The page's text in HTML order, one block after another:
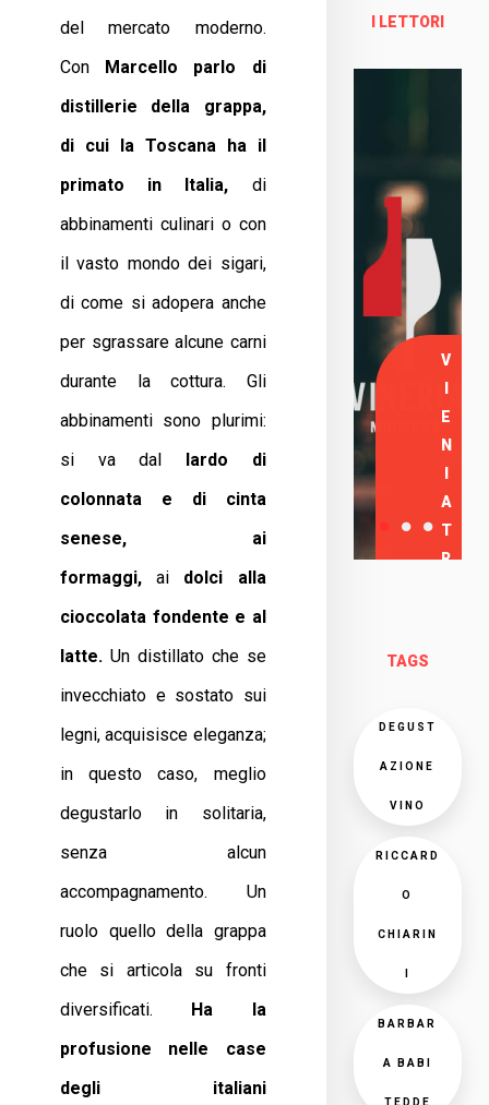
del mercato moderno.
Con Marcello parlo di
distillerie della grappa,
di cui la Toscana ha il
primato in Italia, di
abbinamenti culinari o con
il vasto mondo dei sigari,
di come si adopera anche
per sgrassare alcune carni
durante la cottura. Gli
abbinamenti sono plurimi:
si va dal lardo di
colonnata e di cinta
senese, ai
formaggi, ai dolci alla
cioccolata fondente e al
latte. Un distillato che se
invecchiato e sostato sui
legni, acquisisce eleganza;
in questo caso, meglio
degustarlo in solitaria,
senza alcun
accompagnamento. Un
ruolo quello della grappa
che si articola su fronti
diversificati. Ha la
profusione nelle case
degli italiani
I LETTORI
Enoteca Online e al dettaglio
V
E
N
A
T
R
TAGS
DEGUST
AZIONE
VINO
RICCARD
O
CHIARIN
BARBAR
A BABI
TEDDE